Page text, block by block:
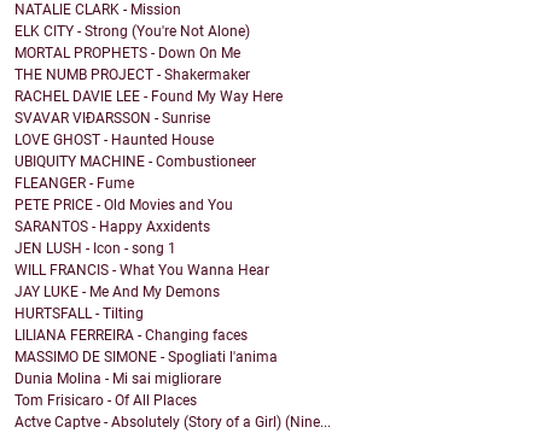
NATALIE CLARK - Mission
ELK CITY - Strong (You're Not Alone)
MORTAL PROPHETS - Down On Me
THE NUMB PROJECT - Shakermaker
RACHEL DAVIE LEE - Found My Way Here
SVAVAR VIÐARSSON - Sunrise
LOVE GHOST - Haunted House
UBIQUITY MACHINE - Combustioneer
FLEANGER - Fume
PETE PRICE - Old Movies and You
SARANTOS - Happy Axxidents
JEN LUSH - Icon - song 1
WILL FRANCIS - What You Wanna Hear
JAY LUKE - Me And My Demons
HURTSFALL - Tilting
LILIANA FERREIRA - Changing faces
MASSIMO DE SIMONE - Spogliati l'anima
Dunia Molina - Mi sai migliorare
Tom Frisicaro - Of All Places
Actve Captve - Absolutely (Story of a Girl) (Nine...